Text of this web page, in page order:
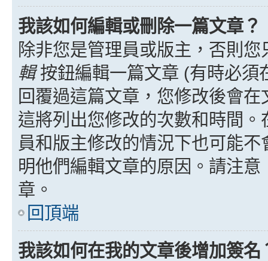
我該如何編輯或刪除一篇文章？
除非您是管理員或版主，否則
輯按鈕編輯一篇文章 (有時必須
回覆過這篇文章，您修改後會
這將列出您修改的次數和時間
員和版主修改的情況下也可能
明他們編輯文章的原因。請注
章。
回頂端
我該如何在我的文章後增加簽名